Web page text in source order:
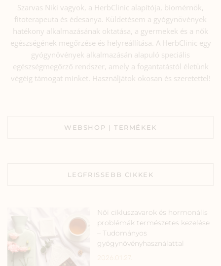
Szarvas Niki vagyok, a HerbClinic alapítója, biomérnök,
fitoterapeuta és édesanya. Küldetésem a gyógynövények
hatékony alkalmazásának oktatása, a gyermekek és a nők
egészségének megőrzése és helyreállítása. A HerbClinic egy
gyógynövények alkalmazásán alapuló speciális
egészségmegőrző rendszer, amely a fogantatástól életünk
végéig támogat minket. Használjátok okosan és szeretettel!
WEBSHOP | TERMÉKEK
LEGFRISSEBB CIKKEK
Női cikluszavarok és hormonális
problémák természetes kezelése
– Tudományos
gyógynövényhasználattal